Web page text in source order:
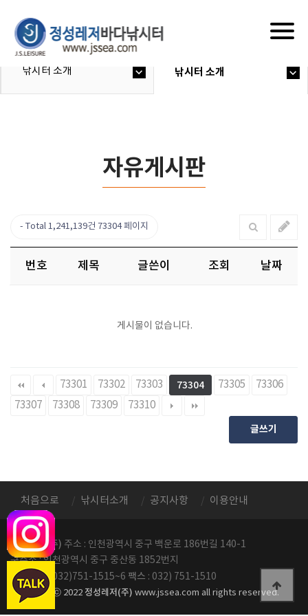
낚시터 소개 낚시터 소개
자유게시판
Total 1,241,139건 73304 페이지
번호 제목 글쓴이 조회 날짜
게시물이 없습니다.
73301 73302 73303 73304 73305
73306
73307
73308 73309 73310
글쓰기
처음으로 낚시터소개 공지사항 이용안내
정성레저(주) 주소 : 인천광역시 중구 백운로 186번길 140-1
구주소 : 인천광역시 중구 중산동 1852번지
전화번호: 032)751-1515~6 팩스 : 032) 751-1510
copyright ⓒ 2022 정성레저(주) www.jssea.com all rights reserved.